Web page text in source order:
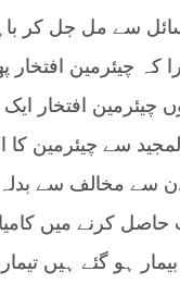
سے مل جل کر
کہ چیئرمین
چیئرمین افتخار
سے چیئرمین
مخالف سے بدلہ
حاصل کرنے میں
ہو گئے ہیں